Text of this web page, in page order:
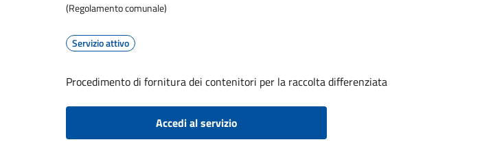
(Regolamento comunale)
Servizio attivo
Procedimento di fornitura dei contenitori per la raccolta differenziata
Accedi al servizio